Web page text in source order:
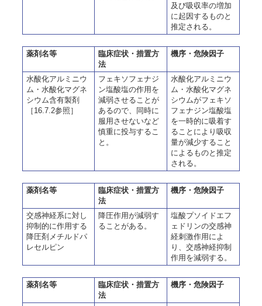
及び吸収率の増加
に起因するものと
推定される。
薬剤名等
臨床症状・措置方
法
機序・危険因子
水酸化アルミニウ
ム・水酸化マグネ
シウム含有製剤
［16.7.2参照］
フェキソフェナジ
ン塩酸塩の作用を
減弱させることが
あるので、同時に
服用させないなど
慎重に投与するこ
と。
水酸化アルミニウ
ム・水酸化マグネ
シウムがフェキソ
フェナジン塩酸塩
を一時的に吸着す
ることにより吸収
量が減少すること
によるものと推定
される。
薬剤名等
臨床症状・措置方
法
機序・危険因子
交感神経系に対し
抑制的に作用する
降圧剤メチルドパ
レセルピン
降圧作用が減弱す
ることがある。
塩酸プソイドエフ
ェドリンの交感神
経刺激作用によ
り、交感神経抑制
作用を減弱する。
薬剤名等
臨床症状・措置方
法
機序・危険因子